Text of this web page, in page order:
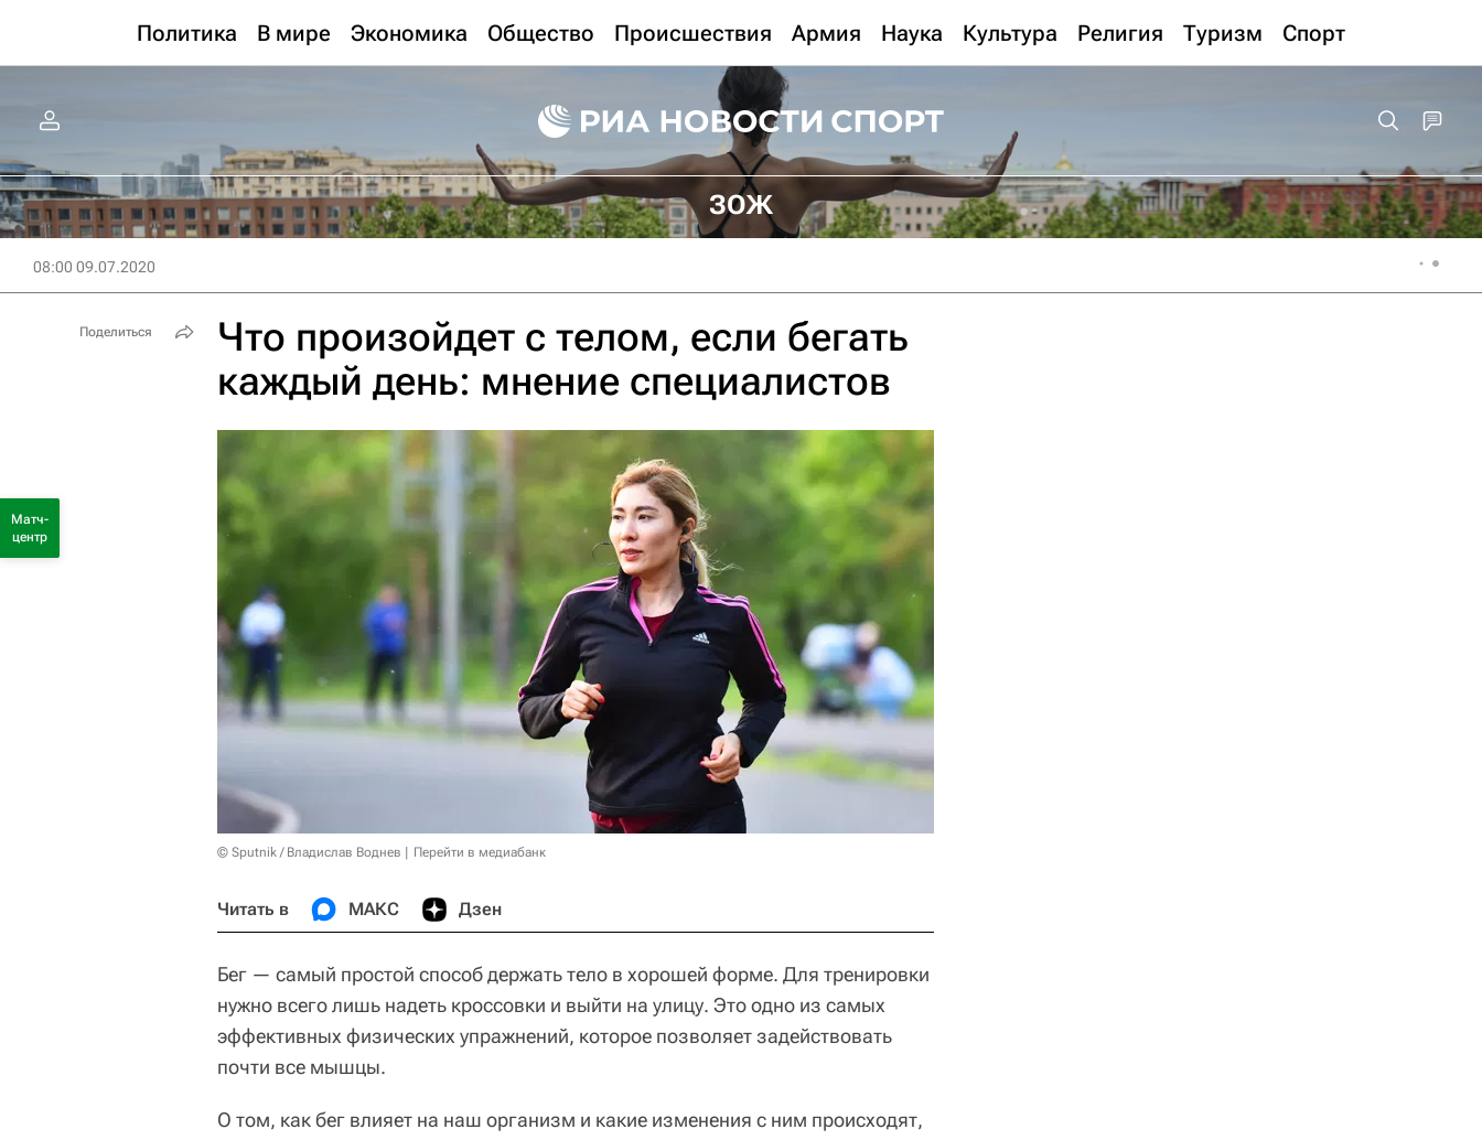
Политика В мире Экономика Общество Происшествия Армия Наука Культура Религия Туризм Спорт
ЗОЖ
08:00 09.07.2020
Что произойдет с телом, если бегать
каждый день: мнение специалистов
© Sputnik / Владислав Воднев Перейти в медиабанк
Читать в МАКС Дзен
Бег — самый простой способ держать тело в хорошей форме. Для тренировки
нужно всего лишь надеть кроссовки и выйти на улицу. Это одно из самых
эффективных физических упражнений, которое позволяет задействовать
почти все мышцы.
О том, как бег влияет на наш организм и какие изменения с ним происходят,
Поделиться
Матч-
центр